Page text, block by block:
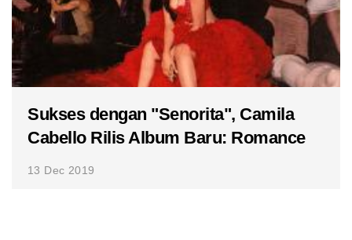
Sukses dengan "Senorita", Camila
Cabello Rilis Album Baru: Romance
13 Dec 2019